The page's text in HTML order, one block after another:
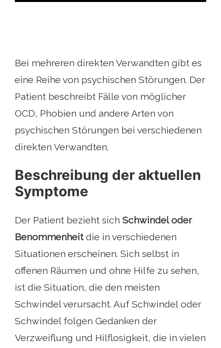
Bei mehreren direkten Verwandten gibt es
eine Reihe von psychischen Störungen. Der
Patient beschreibt Fälle von möglicher
OCD, Phobien und andere Arten von
psychischen Störungen bei verschiedenen
direkten Verwandten.
Beschreibung der aktuellen
Symptome
Der Patient bezieht sich Schwindel oder
Benommenheitdie in verschiedenen
Situationen erscheinen. Sich selbst in
offenen Räumen und ohne Hilfe zu sehen,
ist die Situation, die den meisten
Schwindel verursacht. Auf Schwindel oder
Schwindel folgen Gedanken der
Verzweiflung und Hilflosigkeit, die in vielen